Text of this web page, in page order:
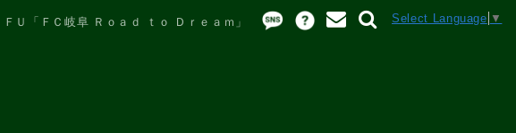
Select Language ▼
Ｕ「ＦＣ岐阜 Ｒｏａｄ ｔｏ Ｄｒｅａｍ」